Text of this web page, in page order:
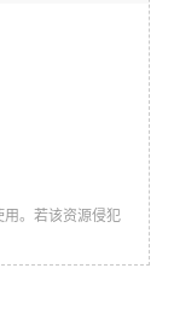
。若该资源侵犯